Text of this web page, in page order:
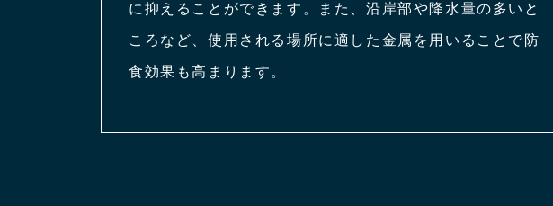
に抑えることができます。また、沿岸部や降水量の多いと
ころなど、使用される場所に適した金属を用いることで防
食効果も高まります。